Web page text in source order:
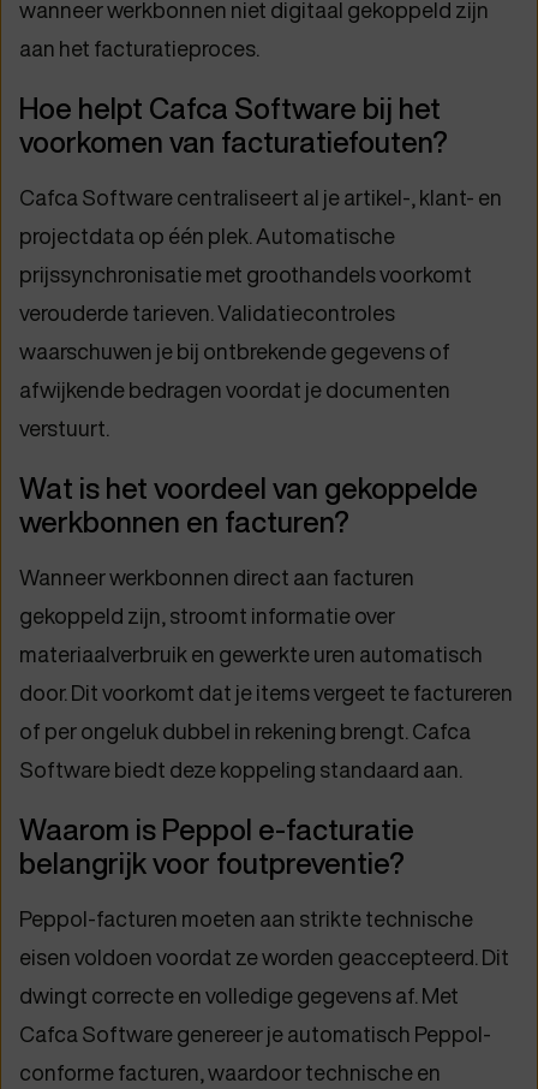
wanneer werkbonnen niet digitaal gekoppeld zijn
aan het facturatieproces.
Hoe helpt Cafca Software bij het
voorkomen van facturatiefouten?
Cafca Software centraliseert al je artikel-, klant- en
projectdata op één plek. Automatische
prijssynchronisatie met groothandels voorkomt
verouderde tarieven. Validatiecontroles
waarschuwen je bij ontbrekende gegevens of
afwijkende bedragen voordat je documenten
verstuurt.
Wat is het voordeel van gekoppelde
werkbonnen en facturen?
Wanneer werkbonnen direct aan facturen
gekoppeld zijn, stroomt informatie over
materiaalverbruik en gewerkte uren automatisch
door. Dit voorkomt dat je items vergeet te factureren
of per ongeluk dubbel in rekening brengt. Cafca
Software biedt deze koppeling standaard aan.
Waarom is Peppol e-facturatie
belangrijk voor foutpreventie?
Peppol-facturen moeten aan strikte technische
eisen voldoen voordat ze worden geaccepteerd. Dit
dwingt correcte en volledige gegevens af. Met
Cafca Software genereer je automatisch Peppol-
conforme facturen, waardoor technische en